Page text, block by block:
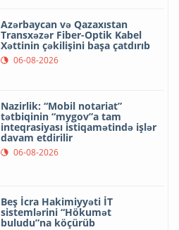
Azərbaycan və Qazaxıstan
Transxəzər Fiber-Optik Kabel
Xəttinin çəkilişini başa çatdırıb
06-08-2026
Nazirlik: “Mobil notariat”
tətbiqinin “mygov”a tam
inteqrasiyası istiqamətində işlər
davam etdirilir
06-08-2026
Beş İcra Hakimiyyəti İT
sistemlərini “Hökumət
buludu”na köçürüb